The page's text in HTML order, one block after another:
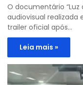
O documentário “Luz
audiovisual realizada
trailer oficial após…
Leia mais »